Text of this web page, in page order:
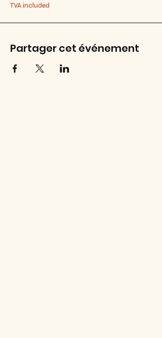
TVA included
Partager cet événement